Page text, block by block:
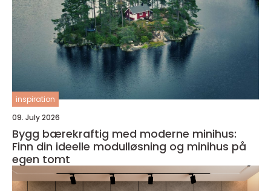
inspiration
09. July 2026
Bygg bærekraftig med moderne minihus:
Finn din ideelle modulløsning og minihus på
egen tomt